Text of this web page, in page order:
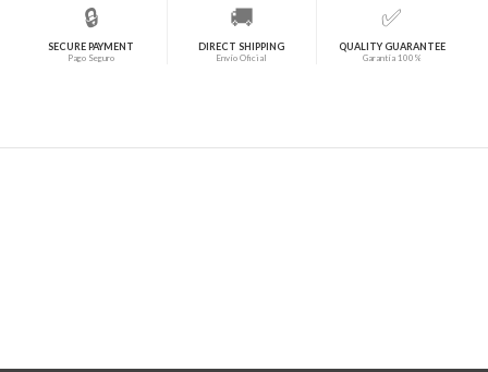
🔒
SECURE PAYMENT
Pago Seguro
🚚
DIRECT SHIPPING
Envío Oficial
✅
QUALITY GUARANTEE
Garantía 100%